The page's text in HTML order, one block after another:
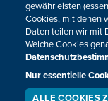
Impressum
Design,
gewährleisten
Cookies, mit denen
Daten teilen wir mit
Welche Cookies
Nur essentielle
ALLE COOKIES